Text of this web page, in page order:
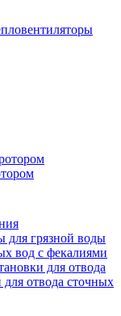
для грязной воды
вод c фекалиями
для отвода
для отвода сточных